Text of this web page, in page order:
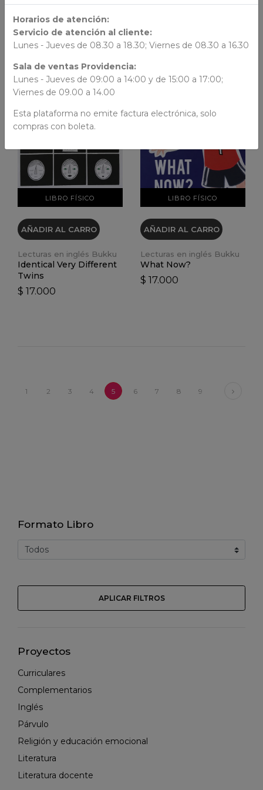
Lecturas en inglés Bukku
Mary´s Magic Hand
$ 17.000 $ 17.000
LIBRO FÍSICO
AÑADIR AL CARRO
Lecturas en inglés Bukku
Identical Very Different
Twins
$ 17.000
LIBRO FÍSICO
AÑADIR AL CARRO
Lecturas en inglés Bukku
What Now?
$ 17.000
1 2 3 4 5 6 7 8 9 Next
Formato Libro
APLICAR FILTROS
Proyectos
Curriculares
Complementarios
Inglés
Párvulo
Religión y educación emocional
Literatura
Literatura docente
Horarios de atención:
Servicio de atención al cliente:
Lunes - Jueves de 08.30 a 18.30; Viernes de 08.30 a 16.30
Sala de ventas Providencia:
Lunes - Jueves de 09:00 a 14:00 y de 15:00 a 17:00;
Viernes de 09.00 a 14.00
Esta plataforma no emite factura electrónica, solo
compras con boleta.